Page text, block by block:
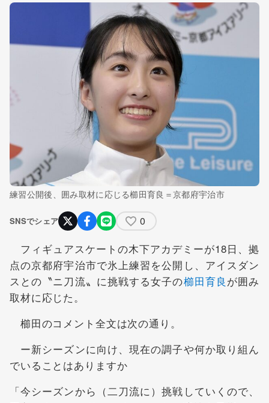
練習公開後、囲み取材に応じる櫛田育良＝京都府宇治市
SNSでシェア 0
フィギュアスケートの木下アカデミーが18日、拠
点の京都府宇治市で氷上練習を公開し、アイスダン
スとの〝ニ刀流〟に挑戦する女子の櫛田育良 が囲み
取材に応じた。
櫛田のコメント全文は次の通り。
ー新シーズンに向け、現在の調子や何か取り組ん
でいることはありますか
「今シーズンから（二刀流に）挑戦していくので、